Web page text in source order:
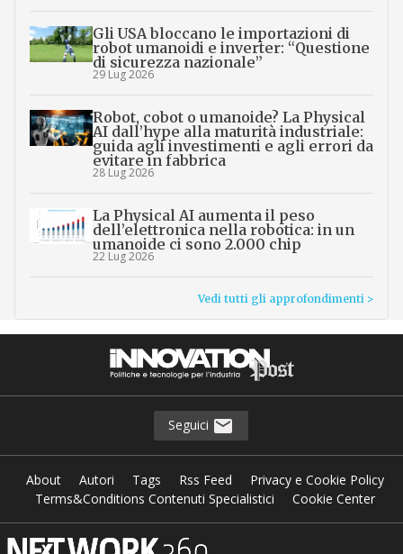
Gli USA bloccano le importazioni di
robot umanoidi e inverter: “Questione
di sicurezza nazionale”
29 Lug 2026
Robot, cobot o umanoide? La Physical
AI dall’hype alla maturità industriale:
guida agli investimenti e agli errori da
evitare in fabbrica
28 Lug 2026
La Physical AI aumenta il peso
dell’elettronica nella robotica: in un
umanoide ci sono 2.000 chip
22 Lug 2026
Vedi tutti gli approfondimenti >
Seguici
About Autori Tags Rss Feed
Privacy e Cookie Policy
Terms&Conditions Contenuti Specialistici
Cookie Center